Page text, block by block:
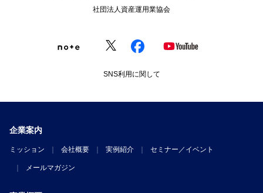
社団法人資産運用業協会
SNS利用に関して
企業案内
ミッション 会社概要 実例紹介 セミナー／イベント
メールマガジン